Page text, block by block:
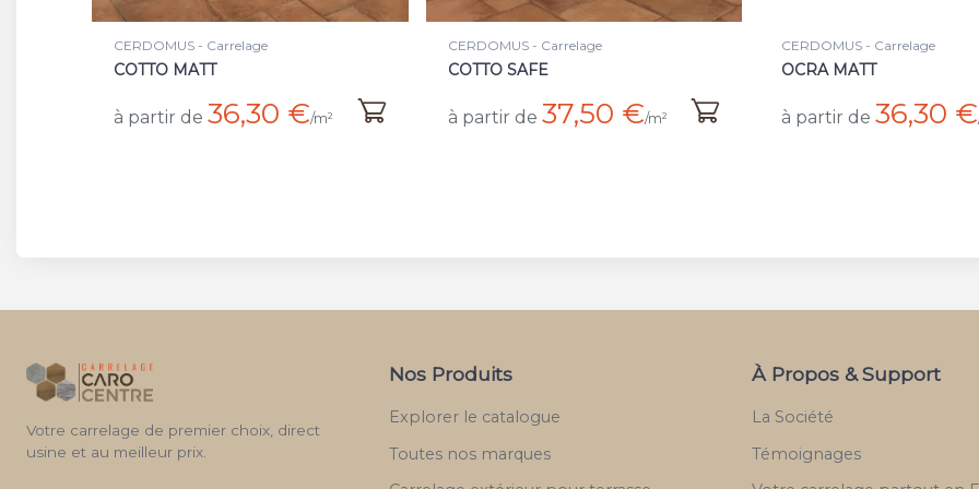
CERDOMUS - Carrelage
COTTO SAFE
à partir de 37,50 €/m²
CERDOMUS - Carrelage
OCRA MATT
à partir de 36,30 €/m²
CERDOMUS - Carrelage
OCRA SAFE
à partir de 37,50 €
Votre carrelage de premier choix, direct
usine et au meilleur prix.
Nos Produits
Explorer le catalogue
Toutes nos marques
À Propos & Support
La Société
Témoignages